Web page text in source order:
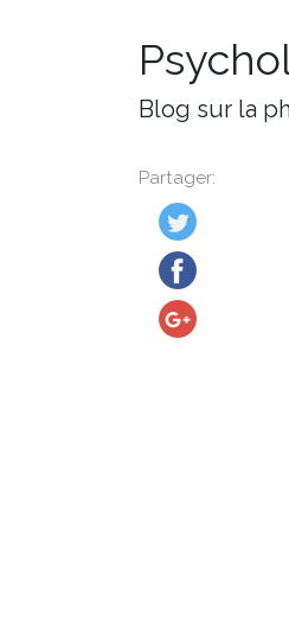
Blog sur la
Partager: